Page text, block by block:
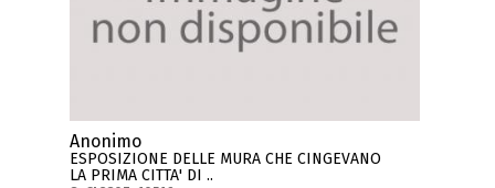
Anonimo
ESPOSIZIONE DELLE MURA CHE CINGEVANO
LA PRIMA CITTA' DI ..